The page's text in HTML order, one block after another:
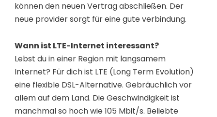
können den neuen Vertrag abschließen. Der
neue provider sorgt für eine gute verbindung.
Wann ist LTE-Internet interessant?
Lebst du in einer Region mit langsamem
Internet? Für dich ist LTE (Long Term Evolution)
eine flexible DSL-Alternative. Gebräuchlich vor
allem auf dem Land. Die Geschwindigkeit ist
manchmal so hoch wie 105 Mbit/s. Beliebte